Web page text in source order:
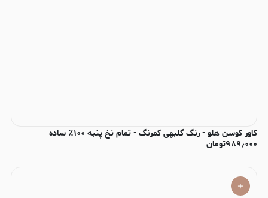
کاور کوسن هلو - رنگ گلبهی کمرنگ - تمام نخ پنبه ۱۰۰٪ ساده
۹۸۹٫۰۰۰تومان